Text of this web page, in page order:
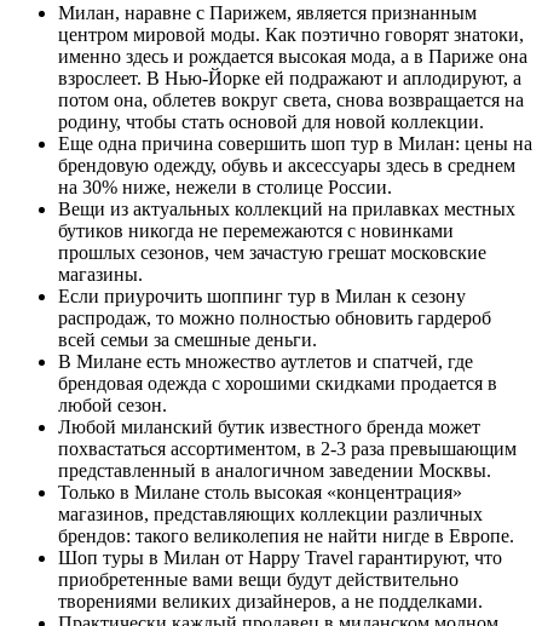
Милан, наравне с Парижем, является признанным
центром мировой моды. Как поэтично говорят знатоки,
именно здесь и рождается высокая мода, а в Париже она
взрослеет. В Нью-Йорке ей подражают и аплодируют, а
потом она, облетев вокруг света, снова возвращается на
родину, чтобы стать основой для новой коллекции.
Еще одна причина совершить шоп тур в Милан: цены на
брендовую одежду, обувь и аксессуары здесь в среднем
на 30% ниже, нежели в столице России.
Вещи из актуальных коллекций на прилавках местных
бутиков никогда не перемежаются с новинками
прошлых сезонов, чем зачастую грешат московские
магазины.
Если приурочить шоппинг тур в Милан к сезону
распродаж, то можно полностью обновить гардероб
всей семьи за смешные деньги.
В Милане есть множество аутлетов и спатчей, где
брендовая одежда с хорошими скидками продается в
любой сезон.
Любой миланский бутик известного бренда может
похвастаться ассортиментом, в 2-3 раза превышающим
представленный в аналогичном заведении Москвы.
Только в Милане столь высокая «концентрация»
магазинов, представляющих коллекции различных
брендов: такого великолепия не найти нигде в Европе.
Шоп туры в Милан от Happy Travel гарантируют, что
приобретенные вами вещи будут действительно
творениями великих дизайнеров, а не подделками.